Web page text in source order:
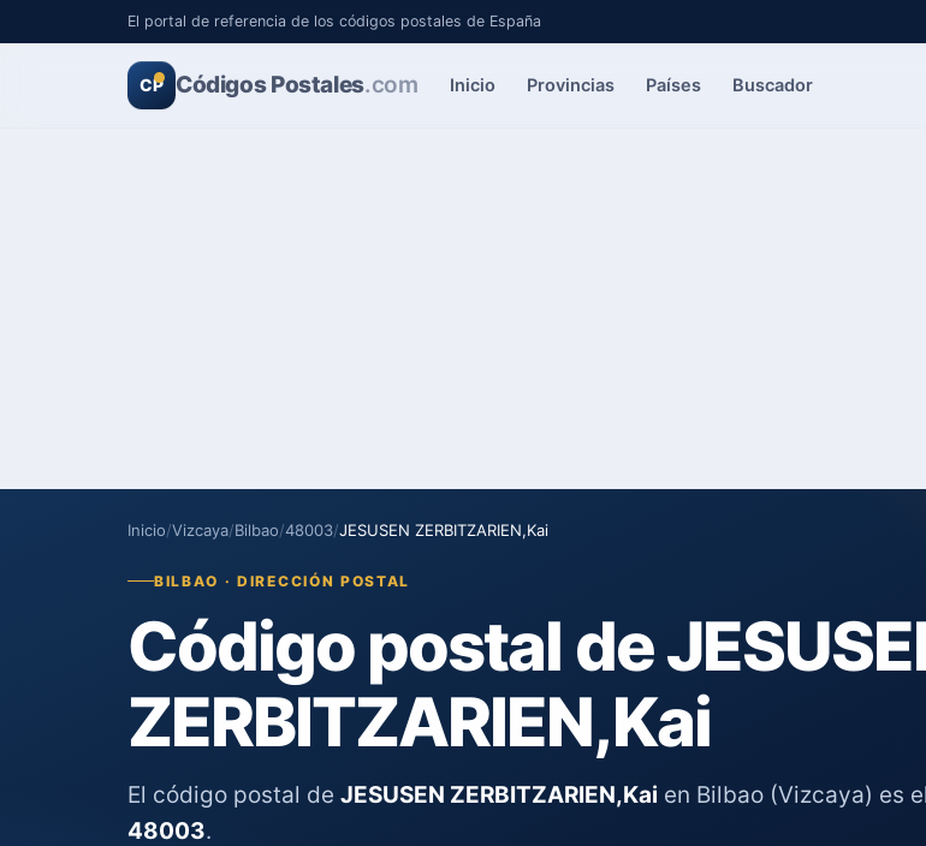
El portal de referencia de los códigos postales de España
CP Códigos Postales.com Inicio Provincias Países Buscador
Inicio/Vizcaya/Bilbao/48003/JESUSEN ZERBITZARIEN,Kai
BILBAO · DIRECCIÓN POSTAL
Código postal de
ZERBITZARIEN,Kai
El código postal de JESUSEN ZERBITZARIEN,Kai en Bilbao (Vizcaya) es el
48003.